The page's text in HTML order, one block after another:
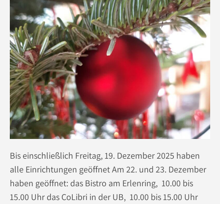
Bis einschließlich Freitag, 19. Dezember 2025 haben
alle Einrichtungen geöffnet Am 22. und 23. Dezember
haben geöffnet: das Bistro am Erlenring, 10.00 bis
15.00 Uhr das CoLibri in der UB, 10.00 bis 15.00 Uhr